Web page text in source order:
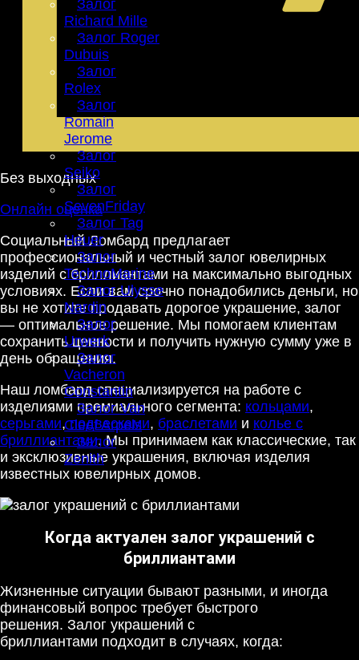
Залог
Richard Mille
Залог Roger
Dubuis
Залог
Rolex
Залог
Romain
Jerome
Залог
Seiko
Залог
SevenFriday
Залог Tag
Heuer
Залог
TechnoMarine
Залог Ulysse
Nardin
Залог
Urwerk
Залог
Vacheron
Constantin
Залог Van
Cleef Arpels
Залог
Zenith
Без выходных
Онлайн оценка
Социальный Ломбард предлагает
профессиональный и честный залог ювелирных
изделий с бриллиантами на максимально выгодных
условиях. Если вам срочно понадобились деньги, но
вы не хотите продавать дорогое украшение, залог
— оптимальное решение. Мы помогаем клиентам
сохранить ценности и получить нужную сумму уже в
день обращения.
Наш ломбард специализируется на работе с
изделиями премиального сегмента: кольцами,
серьгами,подвесками, браслетами и колье с
бриллиантами. Мы принимаем как классические, так
и эксклюзивные украшения, включая изделия
известных ювелирных домов.
Когда актуален залог украшений с
бриллиантами
Жизненные ситуации бывают разными, и иногда
финансовый вопрос требует быстрого
решения. Залог украшений с
бриллиантами подходит в случаях, когда: